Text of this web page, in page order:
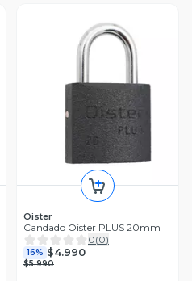
Oister
Candado Oister PLUS 20mm
0(0)
16% $4.990
$5.990